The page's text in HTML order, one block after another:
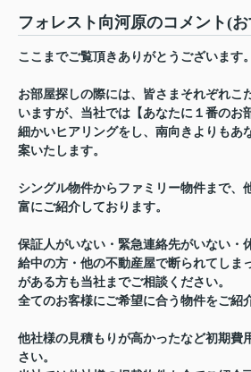
フォレスト向河原のコメント(
ここまでご覧頂きありがとうございます。
お部屋探しの際には、皆さまそれぞれこ
いますが、当社では【あなたに１番のお
細かいヒアリングをし、南向きよりもあ
案いたします。
シングル物件からファミリー物件まで、
富にご紹介しております。
保証人がいない・緊急連絡先がいない・
給中の方・他の不動産屋で断られてしま
がある方も当社までご相談ください。
全てのお客様にご希望に合う物件をご紹
他社様の見積もりが高かったなど初期費
さい。